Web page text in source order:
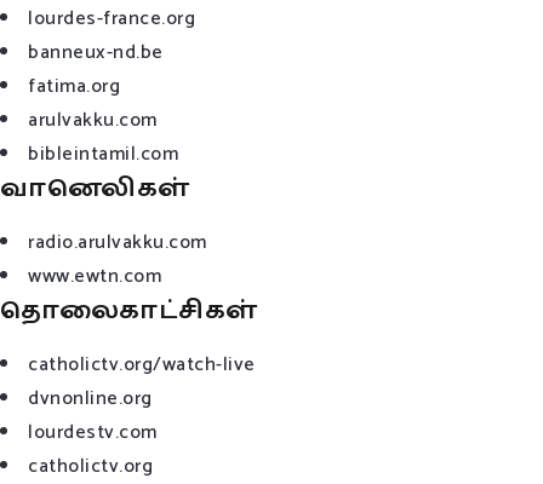
lourdes-france.org
banneux-nd.be
fatima.org
arulvakku.com
bibleintamil.com
வானெலிகள்
radio.arulvakku.com
www.ewtn.com
தொலைகாட்சிகள்
catholictv.org/watch-live
dvnonline.org
lourdestv.com
catholictv.org